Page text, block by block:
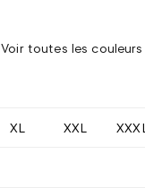
Voir toutes les couleurs
XL XXL